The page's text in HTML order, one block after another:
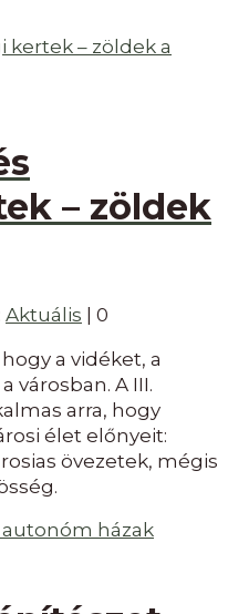
– zöldek
Aktuális
0
a vidéket, a
városban. A III.
arra, hogy
élet előnyeit:
övezetek, mégis